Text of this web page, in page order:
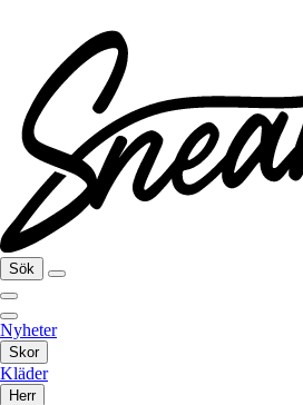
Sök
Nyheter
Skor
Kläder
Herr